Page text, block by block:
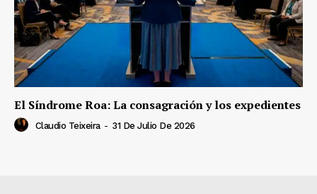
El Síndrome Roa: La consagración y los expedientes
Claudio Teixeira - 31 De Julio De 2026